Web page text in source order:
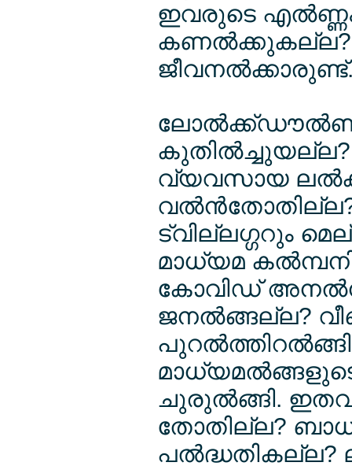
ഇവരുടെ
കണല്‍ക്കുകല്ല?
വ്യവസായ
ട്വില്ലഗ്ഗറും
മാധ്യമ
കോവിഡ്
ജനല്‍ങ്ങല്ല?
ചുരുല്‍ങ്ങി.
തോതില്ല?
പല്‍ദ്ധതികല്ല?